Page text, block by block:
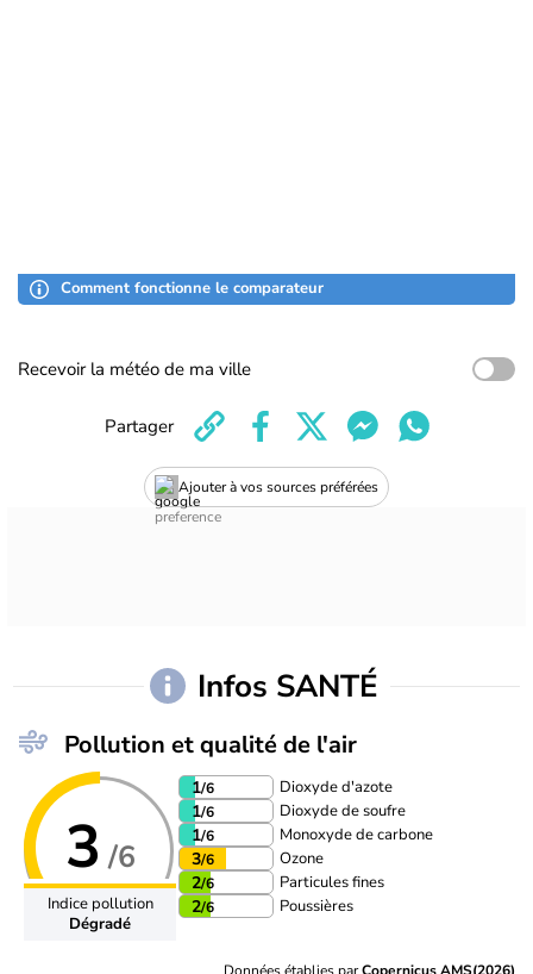
Comment fonctionne le comparateur
Recevoir la météo de ma ville
Ajouter à vos sources préférées
Partager
Infos SANTÉ
Pollution et qualité de l'air
3 /6
Indice pollution
Dégradé
1/6 Dioxyde d'azote
1/6 Dioxyde de soufre
1/6 Monoxyde de carbone
3/6 Ozone
2/6 Particules fines
2/6 Poussières